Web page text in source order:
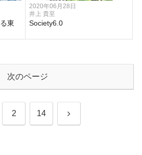
東
2020年06月28日
井上 貴至
Society6.0
次のページ
2 14 次